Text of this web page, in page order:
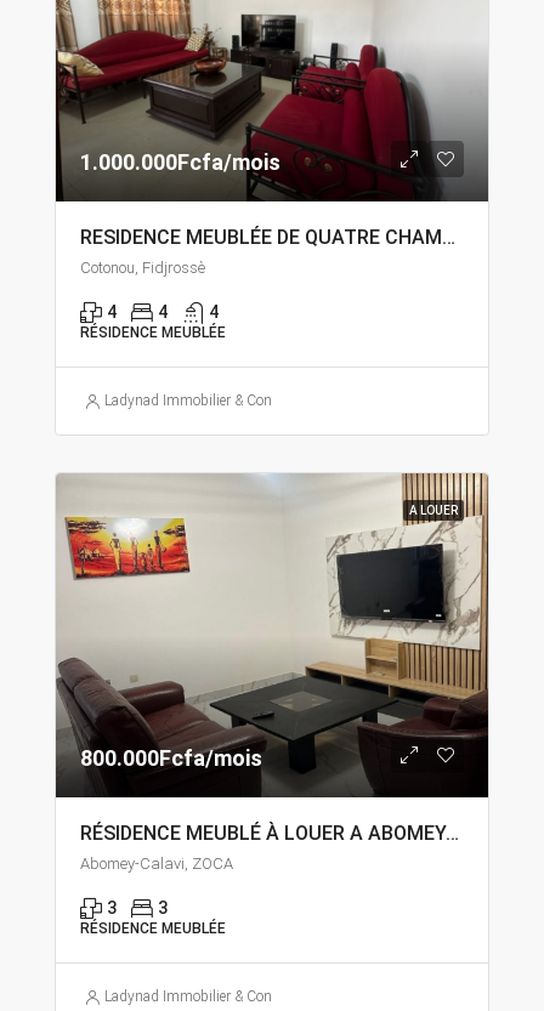
1.000.000Fcfa/mois
RESIDENCE MEUBLÉE DE QUATRE CHAMBRES DEUX SALON À LOUER À FIDJROSSÈ CALVAIRE
Cotonou, Fidjrossè
4 4 4
RÉSIDENCE MEUBLÉE
Ladynad Immobilier & Construction
A LOUER
800.000Fcfa/mois
RÉSIDENCE MEUBLÉ À LOUER A ABOMEY-CALAVI ZOCA
Abomey-Calavi, ZOCA
3 3
RÉSIDENCE MEUBLÉE
Ladynad Immobilier & Construction